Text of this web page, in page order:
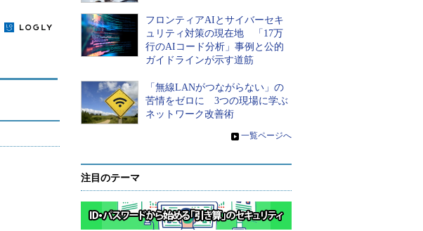
フロンティアAIとサイバーセキ
ュリティ対策の現在地 「17万
行のAIコード分析」事例と公的
ガイドラインが示す道筋
「無線LANがつながらない」の
苦情をゼロに 3つの現場に学ぶ
ネットワーク改善術
» 一覧ページへ
注目のテーマ